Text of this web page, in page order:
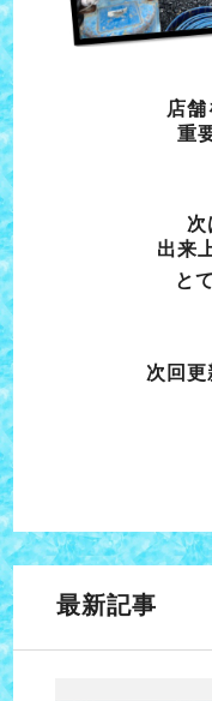
店舗
重
次
出来
と
次回更
最新記事